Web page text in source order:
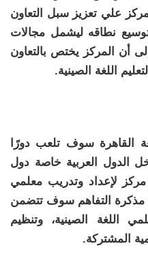
علي تعزيز سبل التعاون
نطاقه ليشمل مجالات
أن المركز يختص بالتعاون
اللغة الصينية.
القاهرة سوف تلعب دورًا
الدول العربية خاصة دول
لإعداد وتدريب معلمي
مذكرة التفاهم سوف تتضمن
اللغة الصينية، وتنظيم
المشتركة.